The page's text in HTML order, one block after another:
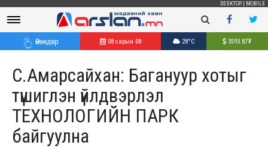
DESKTOP MOBILE
Өнөөдөр 08 сарын 08 28°C 3593.87₮
С.Амарсайхан: Багануур хотыг
түшиглэн үйлдвэрлэл
ТЕХНОЛОГИЙН ПАРК
байгуулна